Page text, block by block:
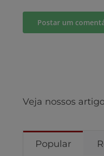
Veja nossos
Popular